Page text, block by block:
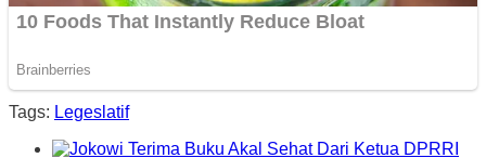
Tags: Legeslatif